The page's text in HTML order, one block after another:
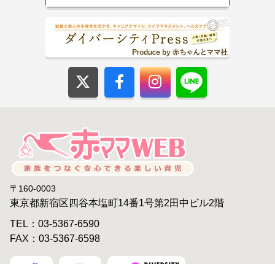
〒160-0003
東京都新宿区四谷本塩町14番1号第2田中ビル2階
TEL：03-5367-6590
FAX：03-5367-6598